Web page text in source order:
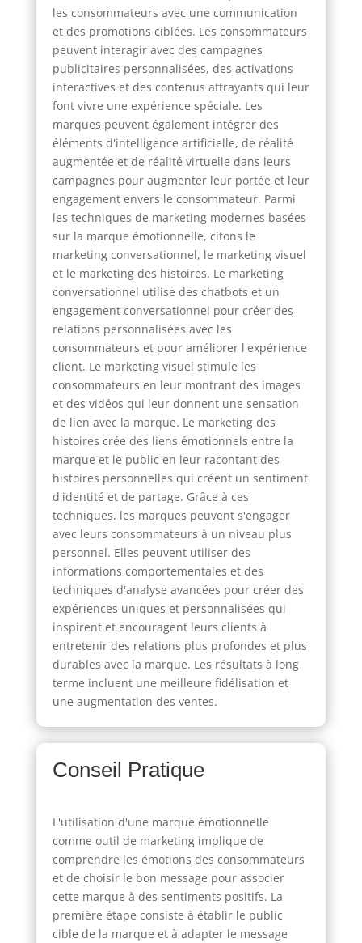
les consommateurs avec une communication
et des promotions ciblées. Les consommateurs
peuvent interagir avec des campagnes
publicitaires personnalisées, des activations
interactives et des contenus attrayants qui leur
font vivre une expérience spéciale. Les
marques peuvent également intégrer des
éléments d'intelligence artificielle, de réalité
augmentée et de réalité virtuelle dans leurs
campagnes pour augmenter leur portée et leur
engagement envers le consommateur. Parmi
les techniques de marketing modernes basées
sur la marque émotionnelle, citons le
marketing conversationnel, le marketing visuel
et le marketing des histoires. Le marketing
conversationnel utilise des chatbots et un
engagement conversationnel pour créer des
relations personnalisées avec les
consommateurs et pour améliorer l'expérience
client. Le marketing visuel stimule les
consommateurs en leur montrant des images
et des vidéos qui leur donnent une sensation
de lien avec la marque. Le marketing des
histoires crée des liens émotionnels entre la
marque et le public en leur racontant des
histoires personnelles qui créent un sentiment
d'identité et de partage. Grâce à ces
techniques, les marques peuvent s'engager
avec leurs consommateurs à un niveau plus
personnel. Elles peuvent utiliser des
informations comportementales et des
techniques d'analyse avancées pour créer des
expériences uniques et personnalisées qui
inspirent et encouragent leurs clients à
entretenir des relations plus profondes et plus
durables avec la marque. Les résultats à long
terme incluent une meilleure fidélisation et
une augmentation des ventes.
Conseil Pratique
L'utilisation d'une marque émotionnelle
comme outil de marketing implique de
comprendre les émotions des consommateurs
et de choisir le bon message pour associer
cette marque à des sentiments positifs. La
première étape consiste à établir le public
cible de la marque et à adapter le message